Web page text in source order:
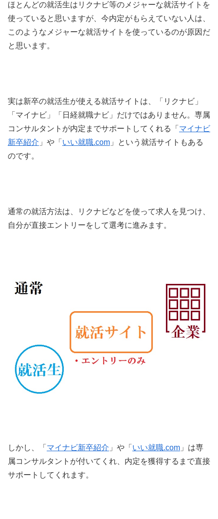
ほとんどの就活生はリクナビ等のメジャーな就活サイトを
使っていると思いますが、今内定がもらえていない人は、
このようなメジャーな就活サイトを使っているのが原因だ
と思います。
実は新卒の就活生が使える就活サイトは、「リクナビ」
「マイナビ」「日経就職ナビ」だけではありません。専属
コンサルタントが内定までサポートしてくれる「 マイナビ
新卒紹介 」や「 いい就職.com 」という就活サイトもある
のです。
通常の就活方法は、リクナビなどを使って求人を見つけ、
自分が直接エントリーをして選考に進みます。
しかし、「 マイナビ新卒紹介 」や「 いい就職.com 」は専
属コンサルタントが付いてくれ、内定を獲得するまで直接
サポートしてくれます。